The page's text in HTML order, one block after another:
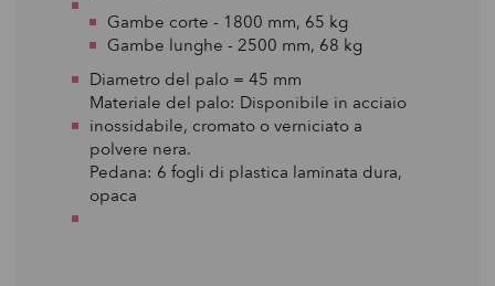
Gambe corte - 1800 mm, 65 kg
Gambe lunghe - 2500 mm, 68 kg
Diametro del palo = 45 mm
Materiale del palo: Disponibile in acciaio
inossidabile, cromato o verniciato a
polvere nera.
Pedana: 6 fogli di plastica laminata dura,
opaca